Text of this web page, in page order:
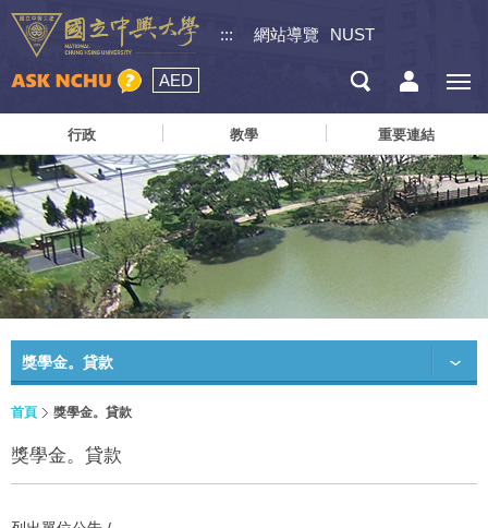
::: 網站導覽 NUST
AED
行政 教學 重要連結
獎學金。貸款
首頁 獎學金。貸款
獎學金。貸款